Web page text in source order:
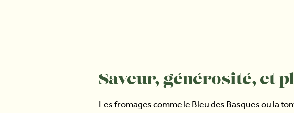
Saveur, générosité, et
Les fromages comme le Bleu des Basques ou la